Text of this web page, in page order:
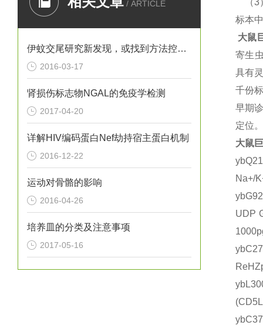
/ ARTICLE
伊蚊交尾研究新发现，或找到方法控制寨卡病毒
2016-03-17
肾损伤标志物NGAL的免疫学检测
2017-04-20
详解HIV编码蛋白Nef劫持宿主蛋白机制
2016-12-22
运动对骨骼的影响
2016-04-26
培养皿的分类及注意事项
2017-05-16
（3
标本
大鼠
寄生
具有
千份
早期
定位
大鼠
Na+/
UDP